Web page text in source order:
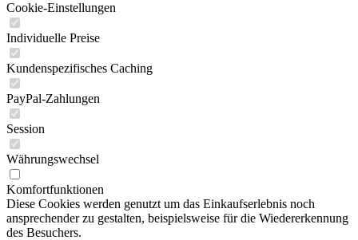
Cookie-Einstellungen
Individuelle Preise
Kundenspezifisches Caching
PayPal-Zahlungen
Session
Währungswechsel
Komfortfunktionen
Diese Cookies werden genutzt um das Einkaufserlebnis noch
ansprechender zu gestalten, beispielsweise für die Wiedererkennung
des Besuchers.